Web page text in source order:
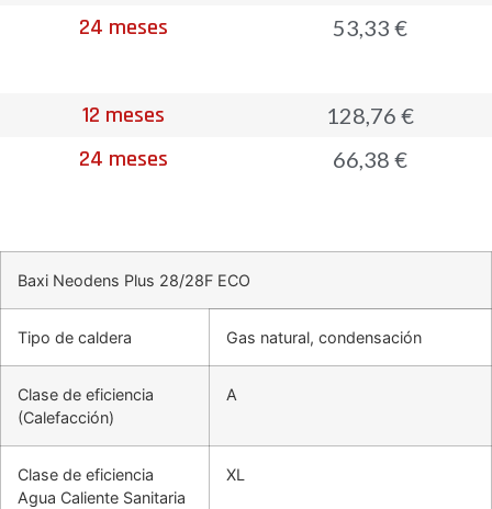
24 meses 53,33 €
12 meses 128,76 €
24 meses 66,38 €
Baxi Neodens Plus 28/28F ECO
Tipo de caldera Gas natural, condensación
Clase de eficiencia
(Calefacción)
A
Clase de eficiencia
Agua Caliente Sanitaria
XL